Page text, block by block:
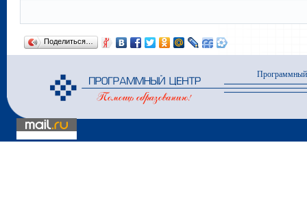
Поделиться…